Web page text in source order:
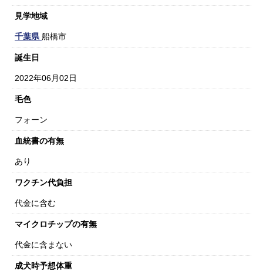
見学地域
千葉県 船橋市
誕生日
2022年06月02日
毛色
フォーン
血統書の有無
あり
ワクチン代負担
代金に含む
マイクロチップの有無
代金に含まない
成犬時予想体重